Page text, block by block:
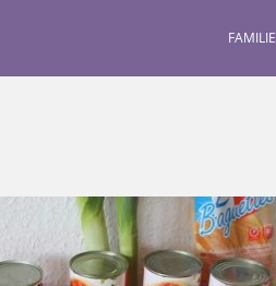
FAMILIE